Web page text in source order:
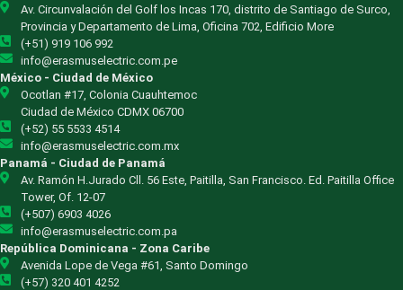
Av. Circunvalación del Golf los Incas 170, distrito de Santiago de Surco,
Provincia y Departamento de Lima, Oficina 702, Edificio More
(+51) 919 106 992
info@erasmuselectric.com.pe
México - Ciudad de México
Ocotlan #17, Colonia Cuauhtemoc
Ciudad de México CDMX 06700
(+52) 55 5533 4514
info@erasmuselectric.com.mx
Panamá - Ciudad de Panamá
Av. Ramón H.Jurado Cll. 56 Este, Paitilla, San Francisco. Ed. Paitilla Office
Tower, Of. 12-07
(+507) 6903 4026
info@erasmuselectric.com.pa
República Dominicana - Zona Caribe
Avenida Lope de Vega #61, Santo Domingo
(+57) 320 401 4252